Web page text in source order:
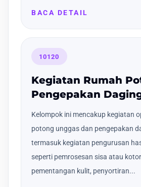
BACA DETAIL
10120
Kegiatan Rumah
Pengepakan
Kelompok ini mencakup kegiatan
potong unggas dan pengepakan
termasuk kegiatan pengurusan
seperti pemrosesan sisa atau
pementangan kulit, penyortiran...